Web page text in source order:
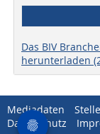
Das BIV
herunterladen
Mediadaten
Datenschutz